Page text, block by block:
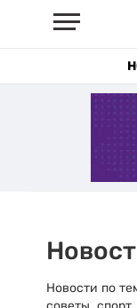
Новости по